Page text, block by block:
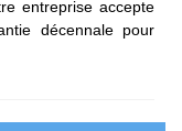
entreprise accepte
décennale pour